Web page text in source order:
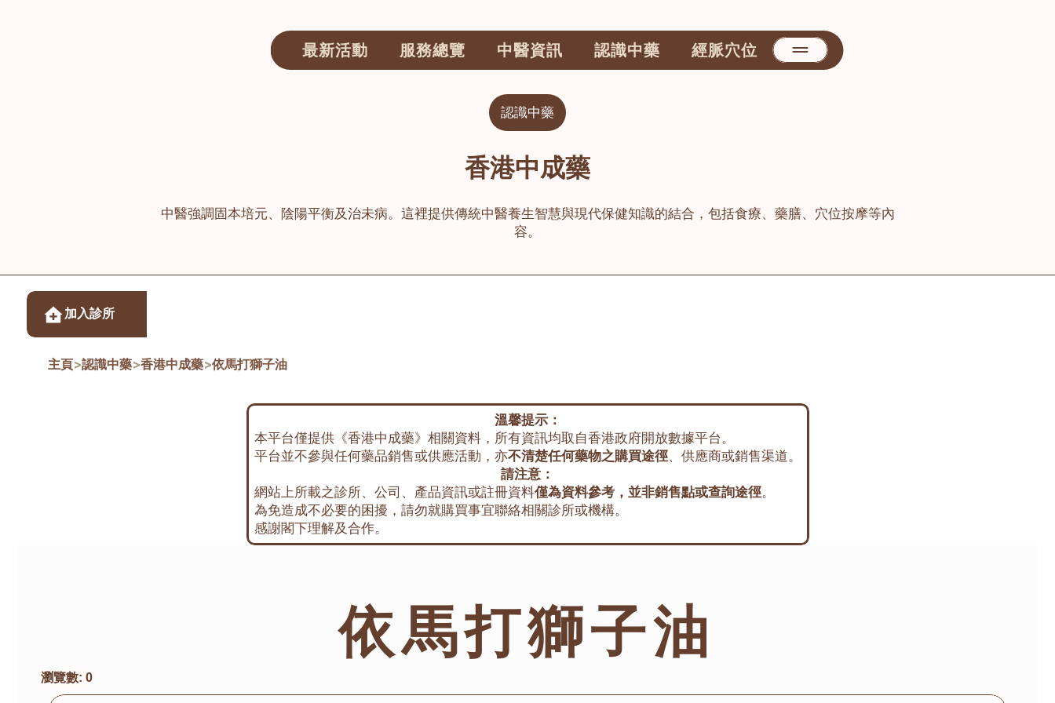
最新活動 服務總覽 中醫資訊 認識中藥 經脈穴位
認識中藥
香港中成藥
中醫強調固本培元、陰陽平衡及治未病。這裡提供傳統中醫養生智慧與現代保健知識的結合，包括食療、藥膳、穴位按摩等內
容。
加入診所
主頁>認識中藥>香港中成藥>依馬打獅子油
溫馨提示：
本平台僅提供《香港中成藥》相關資料，所有資訊均取自香港政府開放數據平台。
平台並不參與任何藥品銷售或供應活動，亦不清楚任何藥物之購買途徑、供應商或銷售渠道。
請注意：
網站上所載之診所、公司、產品資訊或註冊資料僅為資料參考，並非銷售點或查詢途徑。
為免造成不必要的困擾，請勿就購買事宜聯絡相關診所或機構。
感謝閣下理解及合作。
依馬打獅子油
瀏覽數: 0